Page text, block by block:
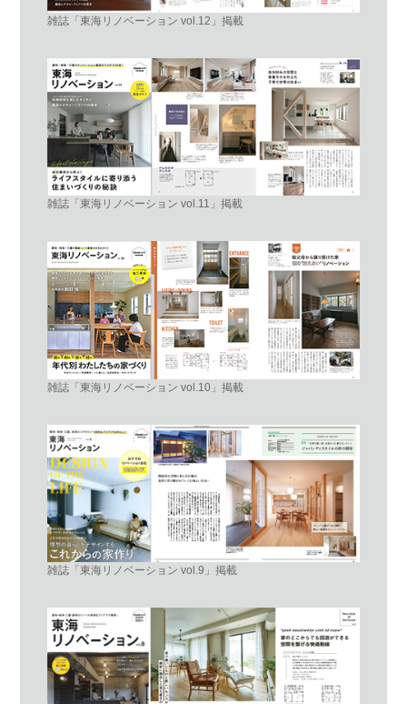
雑誌「東海リノベーション vol.12」掲載
雑誌「東海リノベーション vol.11」掲載
雑誌「東海リノベーション vol.10」掲載
雑誌「東海リノベーション vol.9」掲載